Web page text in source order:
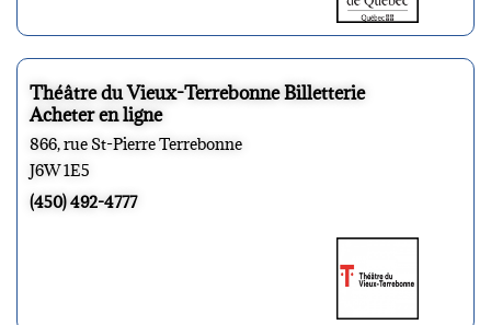
Théâtre du Vieux-Terrebonne Billetterie
Acheter en ligne
866, rue St-Pierre Terrebonne
J6W 1E5
(450) 492-4777